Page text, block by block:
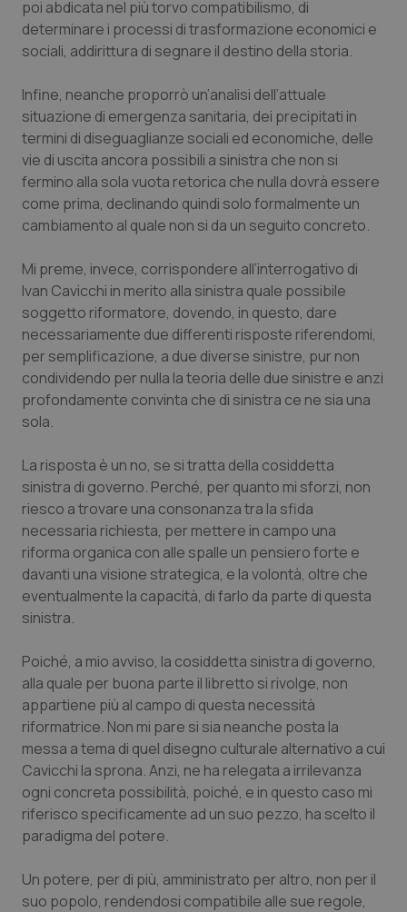
poi abdicata nel più torvo compatibilismo, di
determinare i processi di trasformazione economici e
sociali, addirittura di segnare il destino della storia.
Infine, neanche proporrò un’analisi dell’attuale
situazione di emergenza sanitaria, dei precipitati in
termini di diseguaglianze sociali ed economiche, delle
vie di uscita ancora possibili a sinistra che non si
fermino alla sola vuota retorica che nulla dovrà essere
come prima, declinando quindi solo formalmente un
cambiamento al quale non si da un seguito concreto.
Mi preme, invece, corrispondere all’interrogativo di
Ivan Cavicchi in merito alla sinistra quale possibile
soggetto riformatore, dovendo, in questo, dare
necessariamente due differenti risposte riferendomi,
per semplificazione, a due diverse sinistre, pur non
condividendo per nulla la teoria delle due sinistre e anzi
profondamente convinta che di sinistra ce ne sia una
sola.
La risposta è un no, se si tratta della cosiddetta
sinistra di governo. Perché, per quanto mi sforzi, non
riesco a trovare una consonanza tra la sfida
necessaria richiesta, per mettere in campo una
riforma organica con alle spalle un pensiero forte e
davanti una visione strategica, e la volontà, oltre che
eventualmente la capacità, di farlo da parte di questa
sinistra.
Poiché, a mio avviso, la cosiddetta sinistra di governo,
alla quale per buona parte il libretto si rivolge, non
appartiene più al campo di questa necessità
riformatrice. Non mi pare si sia neanche posta la
messa a tema di quel disegno culturale alternativo a cui
Cavicchi la sprona. Anzi, ne ha relegata a irrilevanza
ogni concreta possibilità, poiché, e in questo caso mi
riferisco specificamente ad un suo pezzo, ha scelto il
paradigma del potere.
Un potere, per di più, amministrato per altro, non per il
suo popolo, rendendosi compatibile alle sue regole,